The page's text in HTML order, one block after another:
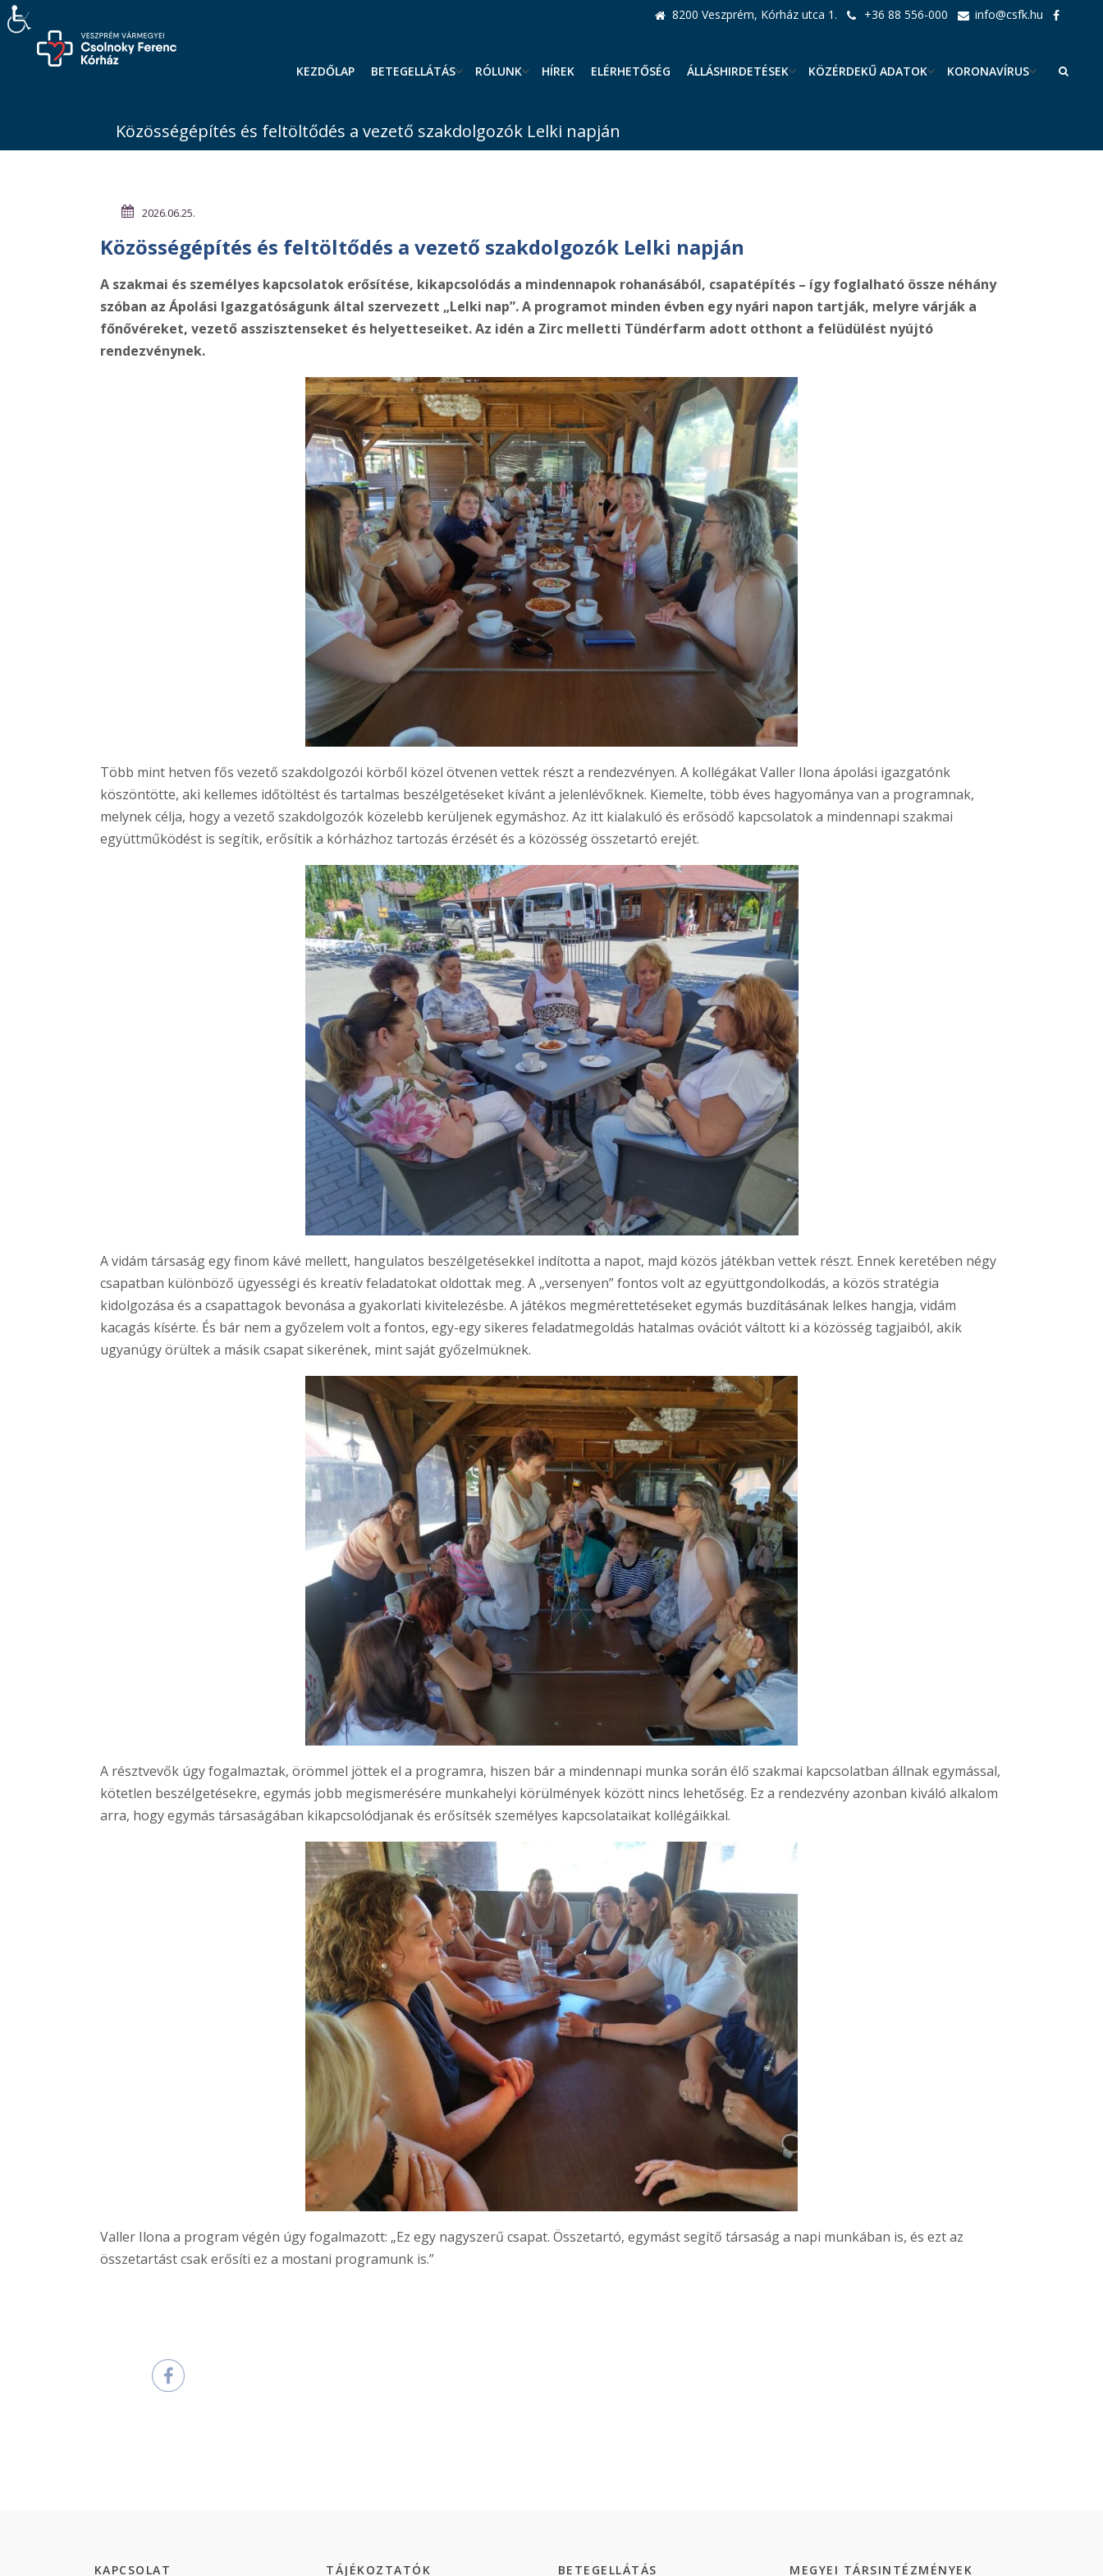
8200 Veszprém, Kórház utca 1. +36 88 556-000 info@csfk.hu
KEZDŐLAP BETEGELLÁTÁS RÓLUNK HÍREK ELÉRHETŐSÉG ÁLLÁSHIRDETÉSEK KÖZÉRDEKŰ ADATOK KORONAVÍRUS
Közösségépítés és feltöltődés a vezető szakdolgozók Lelki napján
2026.06.25.
Közösségépítés és feltöltődés a vezető szakdolgozók Lelki napján
A szakmai és személyes kapcsolatok erősítése, kikapcsolódás a mindennapok rohanásából, csapatépítés – így foglalható össze néhány
szóban az Ápolási Igazgatóságunk által szervezett „Lelki nap”. A programot minden évben egy nyári napon tartják, melyre várják a
főnővéreket, vezető asszisztenseket és helyetteseiket. Az idén a Zirc melletti Tündérfarm adott otthont a felüdülést nyújtó
rendezvénynek.
Több mint hetven fős vezető szakdolgozói körből közel ötvenen vettek részt a rendezvényen. A kollégákat Valler Ilona ápolási igazgatónk
köszöntötte, aki kellemes időtöltést és tartalmas beszélgetéseket kívánt a jelenlévőknek. Kiemelte, több éves hagyománya van a programnak,
melynek célja, hogy a vezető szakdolgozók közelebb kerüljenek egymáshoz. Az itt kialakuló és erősödő kapcsolatok a mindennapi szakmai
együttműködést is segítik, erősítik a kórházhoz tartozás érzését és a közösség összetartó erejét.
A vidám társaság egy finom kávé mellett, hangulatos beszélgetésekkel indította a napot, majd közös játékban vettek részt. Ennek keretében négy
csapatban különböző ügyességi és kreatív feladatokat oldottak meg. A „versenyen” fontos volt az együttgondolkodás, a közös stratégia
kidolgozása és a csapattagok bevonása a gyakorlati kivitelezésbe. A játékos megmérettetéseket egymás buzdításának lelkes hangja, vidám
kacagás kísérte. És bár nem a győzelem volt a fontos, egy-egy sikeres feladatmegoldás hatalmas ovációt váltott ki a közösség tagjaiból, akik
ugyanúgy örültek a másik csapat sikerének, mint saját győzelmüknek.
A résztvevők úgy fogalmaztak, örömmel jöttek el a programra, hiszen bár a mindennapi munka során élő szakmai kapcsolatban állnak egymással,
kötetlen beszélgetésekre, egymás jobb megismerésére munkahelyi körülmények között nincs lehetőség. Ez a rendezvény azonban kiváló alkalom
arra, hogy egymás társaságában kikapcsolódjanak és erősítsék személyes kapcsolataikat kollégáikkal.
Valler Ilona a program végén úgy fogalmazott: „Ez egy nagyszerű csapat. Összetartó, egymást segítő társaság a napi munkában is, és ezt az
összetartást csak erősíti ez a mostani programunk is.”
KAPCSOLAT TÁJÉKOZTATÓK BETEGELLÁTÁS MEGYEI TÁRSINTÉZMÉNYEK